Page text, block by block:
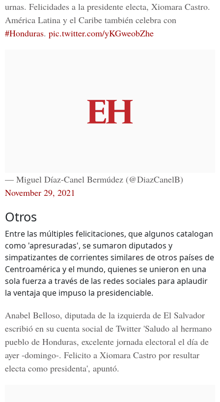
urnas. Felicidades a la presidente electa, Xiomara Castro.
América Latina y el Caribe también celebra con
#Honduras. pic.twitter.com/yKGweobZhe
— Miguel Díaz-Canel Bermúdez (@DiazCanelB)
November 29, 2021
Otros
Entre las múltiples felicitaciones, que algunos catalogan
como 'apresuradas', se sumaron diputados y
simpatizantes de corrientes similares de otros países de
Centroamérica y el mundo, quienes se unieron en una
sola fuerza a través de las redes sociales para aplaudir
la ventaja que impuso la presidenciable.
Anabel Belloso, diputada de la izquierda de El Salvador
escribió en su cuenta social de Twitter 'Saludo al hermano
pueblo de Honduras, excelente jornada electoral el día de
ayer -domingo-. Felicito a Xiomara Castro por resultar
electa como presidenta', apuntó.